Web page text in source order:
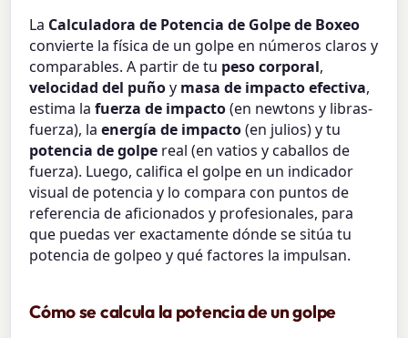
La Calculadora de Potencia de Golpe de Boxeo
convierte la física de un golpe en números claros y
comparables. A partir de tu peso corporal,
velocidad del puñoy masa de impacto efectiva,
estima lafuerza de impacto(en newtons y libras-
fuerza), laenergía de impacto(en julios) y tu
potencia de golpe real (en vatios y caballos de
fuerza). Luego, califica el golpe en un indicador
visual de potencia y lo compara con puntos de
referencia de aficionados y profesionales, para
que puedas ver exactamente dónde se sitúa tu
potencia de golpeo y qué factores la impulsan.
Cómo se calcula la potencia de un golpe